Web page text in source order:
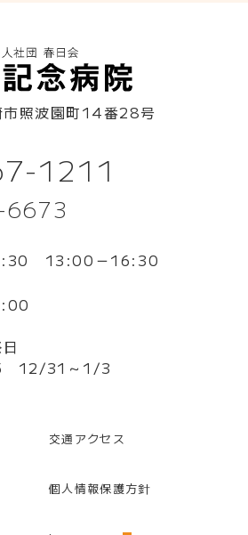
市照波園町14番28号
1211
13:00－16:30
日
12/31～1/3
交通アクセス
個人情報保護方針